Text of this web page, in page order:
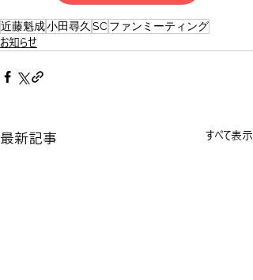
近藤魁成小田尋久 SC ファンミーティング
お知らせ
最新記事 すべて表示